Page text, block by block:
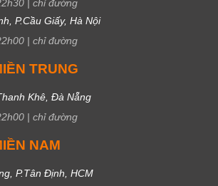
| chỉ đường
P.Cầu Giấy, Hà Nội
| chỉ đường
TRUNG
Khê, Đà Nẵng
| chỉ đường
NAM
P.Tân Định, HCM